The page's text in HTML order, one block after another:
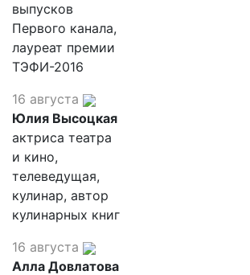
выпусков
Первого канала,
лауреат премии
ТЭФИ-2016
16 августа
Юлия Высоцкая
актриса театра
и кино,
телеведущая,
кулинар, автор
кулинарных книг
16 августа
Алла Довлатова